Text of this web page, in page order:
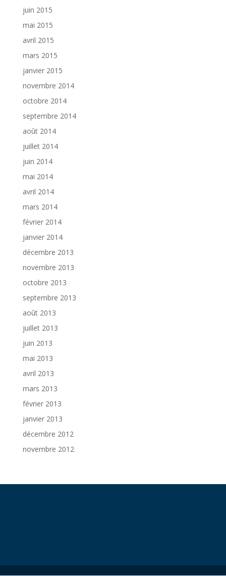
juin 2015
mai 2015
avril 2015
mars 2015
janvier 2015
novembre 2014
octobre 2014
septembre 2014
août 2014
juillet 2014
juin 2014
mai 2014
avril 2014
mars 2014
février 2014
janvier 2014
décembre 2013
novembre 2013
octobre 2013
septembre 2013
août 2013
juillet 2013
juin 2013
mai 2013
avril 2013
mars 2013
février 2013
janvier 2013
décembre 2012
novembre 2012